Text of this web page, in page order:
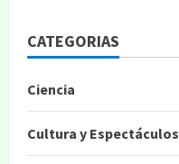
CATEGORIAS
Ciencia
Cultura y Espectáculos